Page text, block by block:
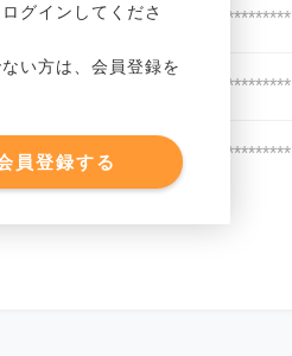
グインしてくださ
い方は、会員登録を
員登録する
********************
********************
間 ********************